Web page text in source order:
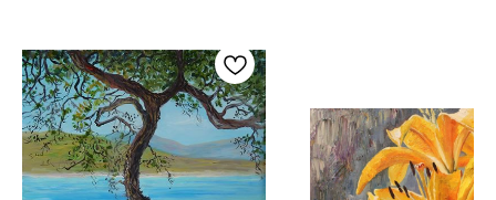
Артромус — площадка,
объединяющая
профессиональных художников
и ценителей искусства.